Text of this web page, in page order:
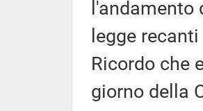
legge
Ricordo che
giorno della